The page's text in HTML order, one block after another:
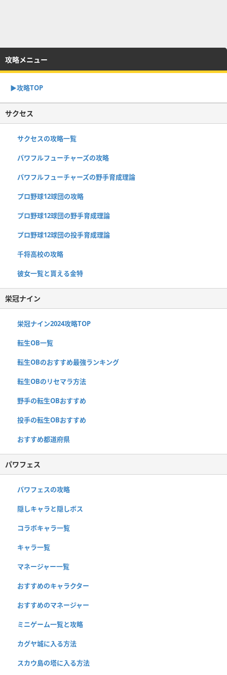
攻略メニュー
▶︎攻略TOP
サクセス
サクセスの攻略一覧
パワフルフューチャーズの攻略
パワフルフューチャーズの野手育成理論
プロ野球12球団の攻略
プロ野球12球団の野手育成理論
プロ野球12球団の投手育成理論
千将高校の攻略
彼女一覧と貰える金特
栄冠ナイン
栄冠ナイン2024攻略TOP
転生OB一覧
転生OBのおすすめ最強ランキング
転生OBのリセマラ方法
野手の転生OBおすすめ
投手の転生OBおすすめ
おすすめ都道府県
パワフェス
パワフェスの攻略
隠しキャラと隠しボス
コラボキャラ一覧
キャラ一覧
マネージャー一覧
おすすめのキャラクター
おすすめのマネージャー
ミニゲーム一覧と攻略
カグヤ城に入る方法
スカウ島の塔に入る方法